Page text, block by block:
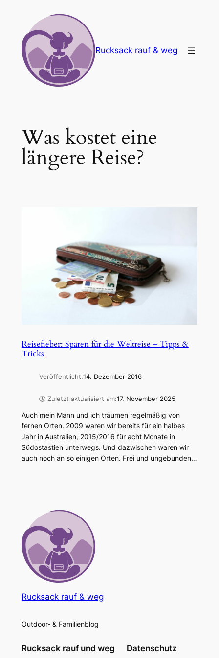
springen
Rucksack rauf & weg
Was kostet eine
längere Reise?
Reisefieber: Sparen für die Weltreise – Tipps &
Tricks
Veröffentlicht:14. Dezember 2016
🕓 Zuletzt aktualisiert am:17. November 2025
Auch mein Mann und ich träumen regelmäßig von
fernen Orten. 2009 waren wir bereits für ein halbes
Jahr in Australien, 2015/2016 für acht Monate in
Südostastien unterwegs. Und dazwischen waren wir
auch noch an so einigen Orten. Frei und ungebunden…
Rucksack rauf & weg
Outdoor- & Familienblog
Rucksack rauf und weg Datenschutz